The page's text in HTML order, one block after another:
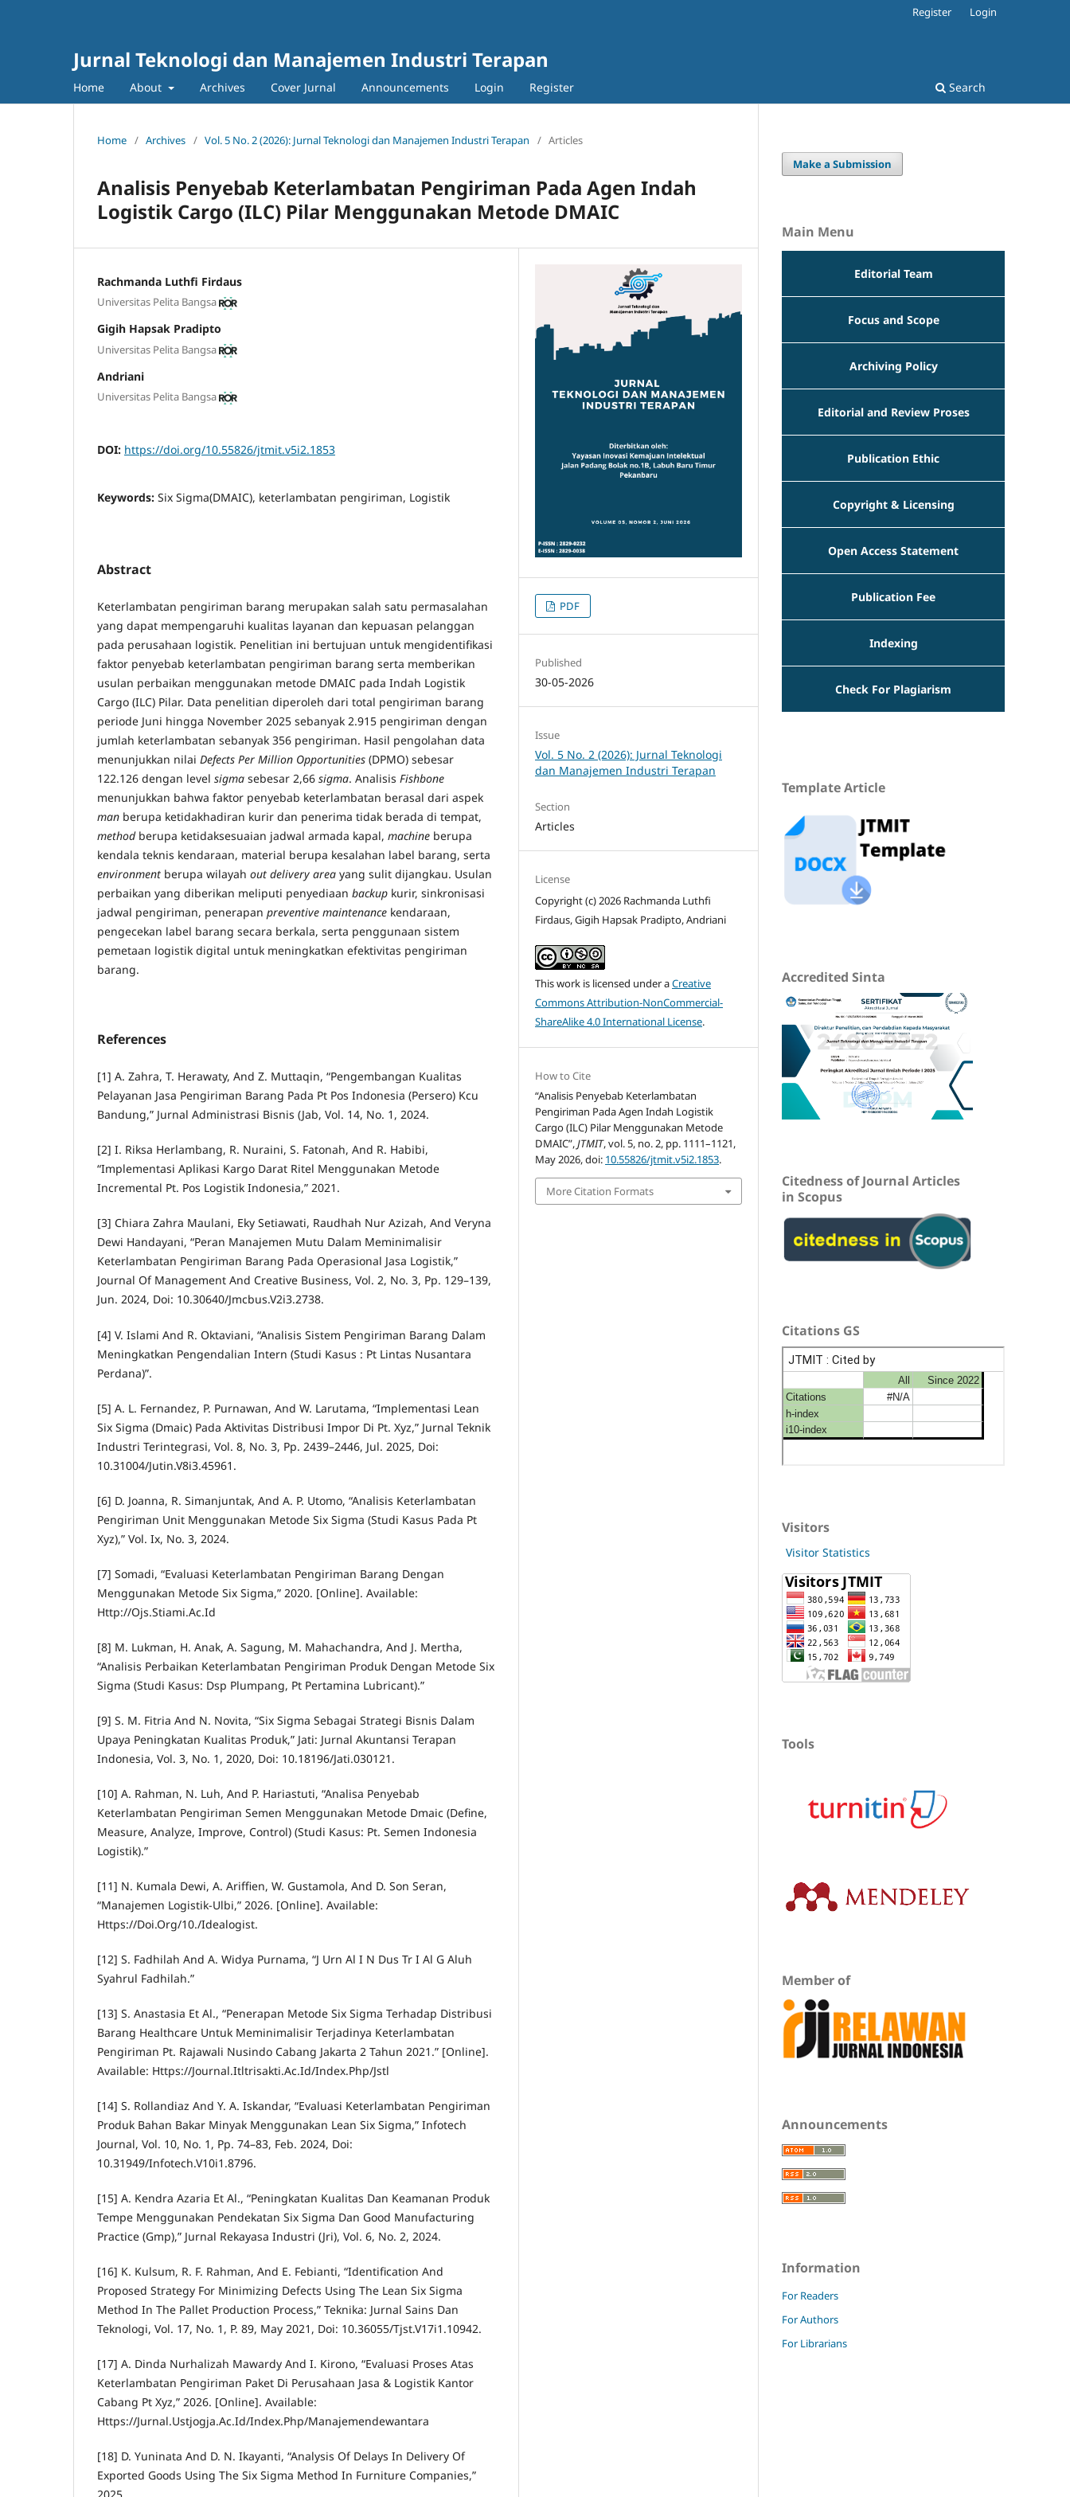
Jurnal Teknologi dan Manajemen Industri Terapan
Home About Archives Cover Jurnal Announcements Login Register Search
Register Login
Home / Archives / Vol. 5 No. 2 (2026): Jurnal Teknologi dan Manajemen Industri Terapan / Articles
Analisis Penyebab Keterlambatan Pengiriman Pada Agen Indah
Logistik Cargo (ILC) Pilar Menggunakan Metode DMAIC
Rachmanda Luthfi Firdaus
Universitas Pelita Bangsa
Gigih Hapsak Pradipto
Universitas Pelita Bangsa
Andriani
Universitas Pelita Bangsa
DOI: https://doi.org/10.55826/jtmit.v5i2.1853
Keywords: Six Sigma(DMAIC), keterlambatan pengiriman, Logistik
Abstract
Keterlambatan pengiriman barang merupakan salah satu permasalahan
yang dapat mempengaruhi kualitas layanan dan kepuasan pelanggan
pada perusahaan logistik. Penelitian ini bertujuan untuk mengidentifikasi
faktor penyebab keterlambatan pengiriman barang serta memberikan
usulan perbaikan menggunakan metode DMAIC pada Indah Logistik
Cargo (ILC) Pilar. Data penelitian diperoleh dari total pengiriman barang
periode Juni hingga November 2025 sebanyak 2.915 pengiriman dengan
jumlah keterlambatan sebanyak 356 pengiriman. Hasil pengolahan data
menunjukkan nilai Defects Per Million Opportunities (DPMO) sebesar
122.126 dengan level sigma sebesar 2,66 sigma. Analisis Fishbone
menunjukkan bahwa faktor penyebab keterlambatan berasal dari aspek
man berupa ketidakhadiran kurir dan penerima tidak berada di tempat,
method berupa ketidaksesuaian jadwal armada kapal, machine berupa
kendala teknis kendaraan, material berupa kesalahan label barang, serta
environment berupa wilayah out delivery area yang sulit dijangkau. Usulan
perbaikan yang diberikan meliputi penyediaan backup kurir, sinkronisasi
jadwal pengiriman, penerapan preventive maintenance kendaraan,
pengecekan label barang secara berkala, serta penggunaan sistem
pemetaan logistik digital untuk meningkatkan efektivitas pengiriman
barang.
References
[1] A. Zahra, T. Herawaty, And Z. Muttaqin, “Pengembangan Kualitas
Pelayanan Jasa Pengiriman Barang Pada Pt Pos Indonesia (Persero) Kcu
Bandung,” Jurnal Administrasi Bisnis (Jab, Vol. 14, No. 1, 2024.
[2] I. Riksa Herlambang, R. Nuraini, S. Fatonah, And R. Habibi,
“Implementasi Aplikasi Kargo Darat Ritel Menggunakan Metode
Incremental Pt. Pos Logistik Indonesia,” 2021.
[3] Chiara Zahra Maulani, Eky Setiawati, Raudhah Nur Azizah, And Veryna
Dewi Handayani, “Peran Manajemen Mutu Dalam Meminimalisir
Keterlambatan Pengiriman Barang Pada Operasional Jasa Logistik,”
Journal Of Management And Creative Business, Vol. 2, No. 3, Pp. 129–139,
Jun. 2024, Doi: 10.30640/Jmcbus.V2i3.2738.
[4] V. Islami And R. Oktaviani, “Analisis Sistem Pengiriman Barang Dalam
Meningkatkan Pengendalian Intern (Studi Kasus : Pt Lintas Nusantara
Perdana)”.
[5] A. L. Fernandez, P. Purnawan, And W. Larutama, “Implementasi Lean
Six Sigma (Dmaic) Pada Aktivitas Distribusi Impor Di Pt. Xyz,” Jurnal Teknik
Industri Terintegrasi, Vol. 8, No. 3, Pp. 2439–2446, Jul. 2025, Doi:
10.31004/Jutin.V8i3.45961.
[6] D. Joanna, R. Simanjuntak, And A. P. Utomo, “Analisis Keterlambatan
Pengiriman Unit Menggunakan Metode Six Sigma (Studi Kasus Pada Pt
Xyz),” Vol. Ix, No. 3, 2024.
[7] Somadi, “Evaluasi Keterlambatan Pengiriman Barang Dengan
Menggunakan Metode Six Sigma,” 2020. [Online]. Available:
Http://Ojs.Stiami.Ac.Id
[8] M. Lukman, H. Anak, A. Sagung, M. Mahachandra, And J. Mertha,
“Analisis Perbaikan Keterlambatan Pengiriman Produk Dengan Metode Six
Sigma (Studi Kasus: Dsp Plumpang, Pt Pertamina Lubricant).”
[9] S. M. Fitria And N. Novita, “Six Sigma Sebagai Strategi Bisnis Dalam
Upaya Peningkatan Kualitas Produk,” Jati: Jurnal Akuntansi Terapan
Indonesia, Vol. 3, No. 1, 2020, Doi: 10.18196/Jati.030121.
[10] A. Rahman, N. Luh, And P. Hariastuti, “Analisa Penyebab
Keterlambatan Pengiriman Semen Menggunakan Metode Dmaic (Define,
Measure, Analyze, Improve, Control) (Studi Kasus: Pt. Semen Indonesia
Logistik).”
[11] N. Kumala Dewi, A. Ariffien, W. Gustamola, And D. Son Seran,
“Manajemen Logistik-Ulbi,” 2026. [Online]. Available:
Https://Doi.Org/10./Idealogist.
[12] S. Fadhilah And A. Widya Purnama, “J Urn Al I N Dus Tr I Al G Aluh
Syahrul Fadhilah.”
[13] S. Anastasia Et Al., “Penerapan Metode Six Sigma Terhadap Distribusi
Barang Healthcare Untuk Meminimalisir Terjadinya Keterlambatan
Pengiriman Pt. Rajawali Nusindo Cabang Jakarta 2 Tahun 2021.” [Online].
Available: Https://Journal.Itltrisakti.Ac.Id/Index.Php/Jstl
[14] S. Rollandiaz And Y. A. Iskandar, “Evaluasi Keterlambatan Pengiriman
Produk Bahan Bakar Minyak Menggunakan Lean Six Sigma,” Infotech
Journal, Vol. 10, No. 1, Pp. 74–83, Feb. 2024, Doi:
10.31949/Infotech.V10i1.8796.
[15] A. Kendra Azaria Et Al., “Peningkatan Kualitas Dan Keamanan Produk
Tempe Menggunakan Pendekatan Six Sigma Dan Good Manufacturing
Practice (Gmp),” Jurnal Rekayasa Industri (Jri), Vol. 6, No. 2, 2024.
[16] K. Kulsum, R. F. Rahman, And E. Febianti, “Identification And
Proposed Strategy For Minimizing Defects Using The Lean Six Sigma
Method In The Pallet Production Process,” Teknika: Jurnal Sains Dan
Teknologi, Vol. 17, No. 1, P. 89, May 2021, Doi: 10.36055/Tjst.V17i1.10942.
[17] A. Dinda Nurhalizah Mawardy And I. Kirono, “Evaluasi Proses Atas
Keterlambatan Pengiriman Paket Di Perusahaan Jasa & Logistik Kantor
Cabang Pt Xyz,” 2026. [Online]. Available:
Https://Jurnal.Ustjogja.Ac.Id/Index.Php/Manajemendewantara
[18] D. Yuninata And D. N. Ikayanti, “Analysis Of Delays In Delivery Of
Exported Goods Using The Six Sigma Method In Furniture Companies,”
PDF
Published
30-05-2026
Issue
Vol. 5 No. 2 (2026): Jurnal Teknologi
dan Manajemen Industri Terapan
Section
Articles
License
Copyright (c) 2026 Rachmanda Luthfi
Firdaus, Gigih Hapsak Pradipto, Andriani
This work is licensed under aCreative
Commons Attribution-NonCommercial-
ShareAlike 4.0 International License.
How to Cite
“Analisis Penyebab Keterlambatan
Pengiriman Pada Agen Indah Logistik
Cargo (ILC) Pilar Menggunakan Metode
DMAIC”,JTMIT, vol. 5, no. 2, pp. 1111–1121,
May 2026, doi: 10.55826/jtmit.v5i2.1853.
More Citation Formats
Make a Submission
Main Menu
Editorial Team
Focus and Scope
Archiving Policy
Editorial and Review Proses
Publication Ethic
Copyright & Licensing
Open Access Statement
Publication Fee
Indexing
Check For Plagiarism
Template Article
Accredited Sinta
Citedness of Journal Articles
in Scopus
Citations GS
Visitors
Visitor Statistics
Tools
Member of
Announcements
Information
For Readers
For Authors
For Librarians